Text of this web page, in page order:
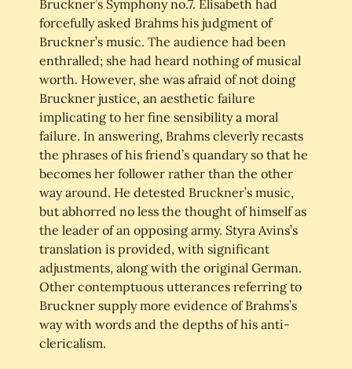
Bruckner’s Symphony no.7. Elisabeth had
forcefully asked Brahms his judgment of
Bruckner’s music. The audience had been
enthralled; she had heard nothing of musical
worth. However, she was afraid of not doing
Bruckner justice, an aesthetic failure
implicating to her fine sensibility a moral
failure. In answering, Brahms cleverly recasts
the phrases of his friend’s quandary so that he
becomes her follower rather than the other
way around. He detested Bruckner’s music,
but abhorred no less the thought of himself as
the leader of an opposing army. Styra Avins’s
translation is provided, with significant
adjustments, along with the original German.
Other contemptuous utterances referring to
Bruckner supply more evidence of Brahms’s
way with words and the depths of his anti-
clericalism.